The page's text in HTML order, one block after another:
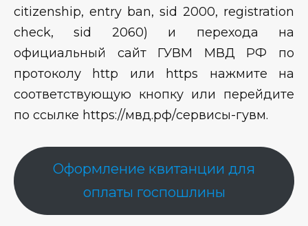
citizenship, entry ban, sid 2000, registration
check, sid 2060) и перехода на
официальный сайт ГУВМ МВД РФ по
протоколу http или https нажмите на
соответствующую кнопку или перейдите
по ссылке https://мвд.рф/сервисы-гувм.
Оформление квитанции для
оплаты госпошлины